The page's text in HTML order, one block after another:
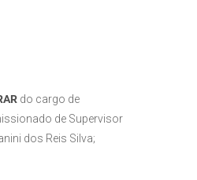
do cargo de
de Supervisor
dos Reis Silva;